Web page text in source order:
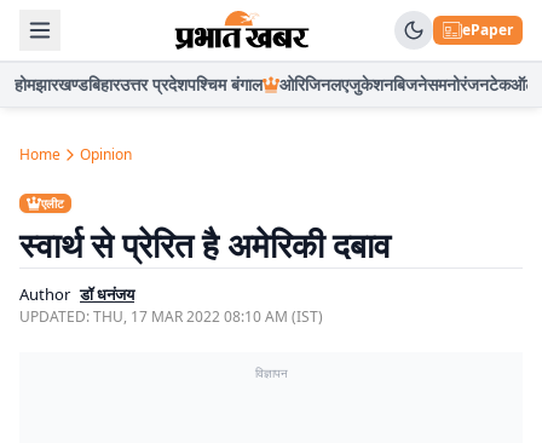
ePaper
होमझारखण्डबिहारउत्तर प्रदेशपश्चिम बंगाल ओरिजिनलएजुकेशनबिजनेसमनोरंजनटेकऑटो
Home Opinion
एलीट
स्वार्थ से प्रेरित है अमेरिकी दबाव
Author डॉ धनंजय
UPDATED:THU, 17 MAR 2022 08:10 AM (IST)
विज्ञापन